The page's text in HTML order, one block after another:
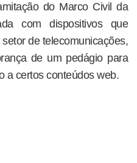
do Marco Civil da
com dispositivos que
de telecomunicações,
de um pedágio para
a certos conteúdos web.